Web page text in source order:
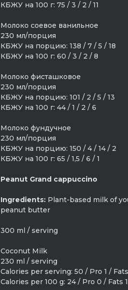
КБЖУ на 100 г: 75 / 3 / 2 / 11
Молоко соевое ванильное
230 мл/порция
КБЖУ на порцию: 138 / 7 / 5 / 18
КБЖУ на 100 г: 60 / 3 / 2 / 8
Молоко фисташковое
230 мл/порция
КБЖУ на порцию: 101 / 2 / 5 / 13
КБЖУ на 100 г: 44 / 1 / 2 / 6
Молоко фундучное
230 мл/порция
КБЖУ на порцию: 150 / 4 / 14 / 2
КБЖУ на 100 г: 65 / 1,5 / 6 / 1
Peanut Grand cappuccino
Ingredients: Plant-based milk of
peanut butter
300 ml / serving
Coconut Milk
230 ml / serving
Calories per serving: 50 / Pro 1 /
Calories per 100 g: 24 / Pro 0 / Fats